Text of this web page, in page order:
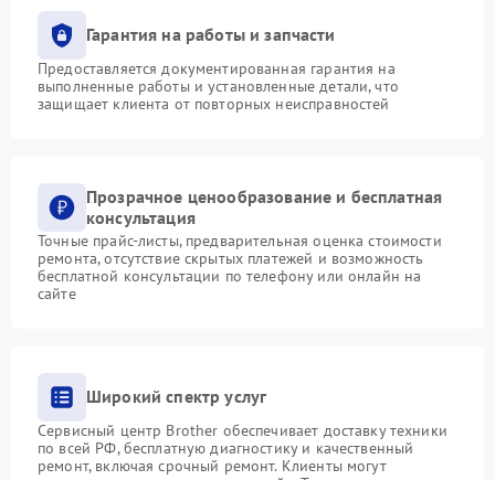
Гарантия на работы и запчасти
Предоставляется документированная гарантия на
выполненные работы и установленные детали, что
защищает клиента от повторных неисправностей
Прозрачное ценообразование и бесплатная
консультация
Точные прайс-листы, предварительная оценка стоимости
ремонта, отсутствие скрытых платежей и возможность
бесплатной консультации по телефону или онлайн на
сайте
Широкий спектр услуг
Сервисный центр Brother обеспечивает доставку техники
по всей РФ, бесплатную диагностику и качественный
ремонт, включая срочный ремонт. Клиенты могут